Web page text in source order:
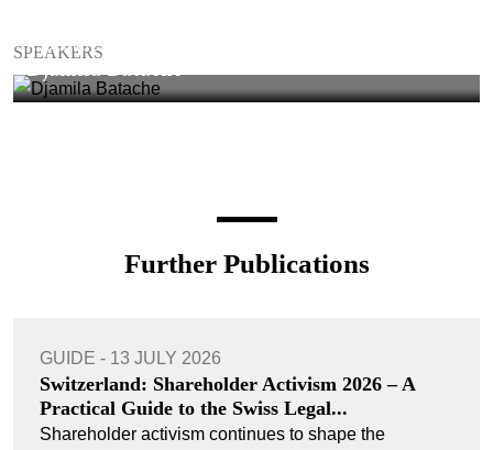
SPEAKERS
ASSOCIATE
Djamila Batache
Further Publications
GUIDE - 13 JULY 2026
Switzerland: Shareholder Activism 2026 – A
Practical Guide to the Swiss Legal...
Shareholder activism continues to shape the